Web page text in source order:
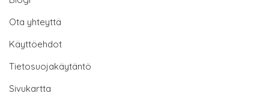
Ota yhteyttä
Käyttöehdot
Tietosuojakäytäntö
Sivukartta